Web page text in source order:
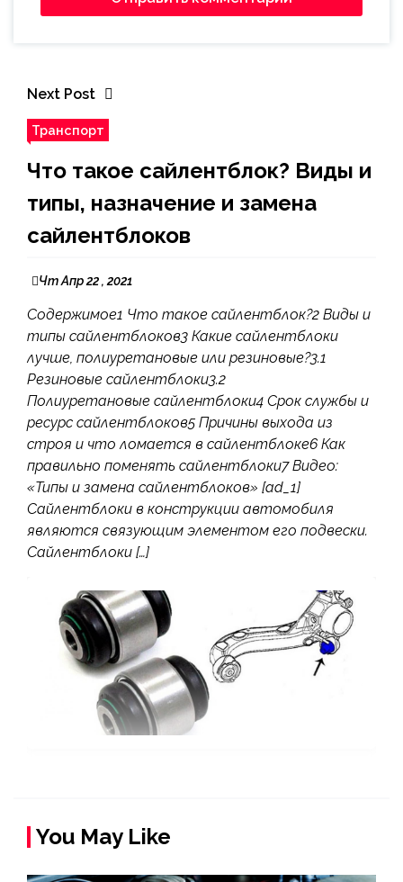
Next Post
Транспорт
Что такое сайлентблок? Виды и
типы, назначение и замена
сайлентблоков
Чт Апр 22 , 2021
Содержимое1 Что такое сайлентблок?2 Виды и
типы сайлентблоков3 Какие сайлентблоки
лучше, полиуретановые или резиновые?3.1
Резиновые сайлентблоки3.2
Полиуретановые сайлентблоки4 Срок службы и
ресурс сайлентблоков5 Причины выхода из
строя и что ломается в сайлентблоке6 Как
правильно поменять сайлентблоки7 Видео:
«Типы и замена сайлентблоков» [ad_1]
Сайлентблоки в конструкции автомобиля
являются связующим элементом его подвески.
Сайлентблоки […]
You May Like